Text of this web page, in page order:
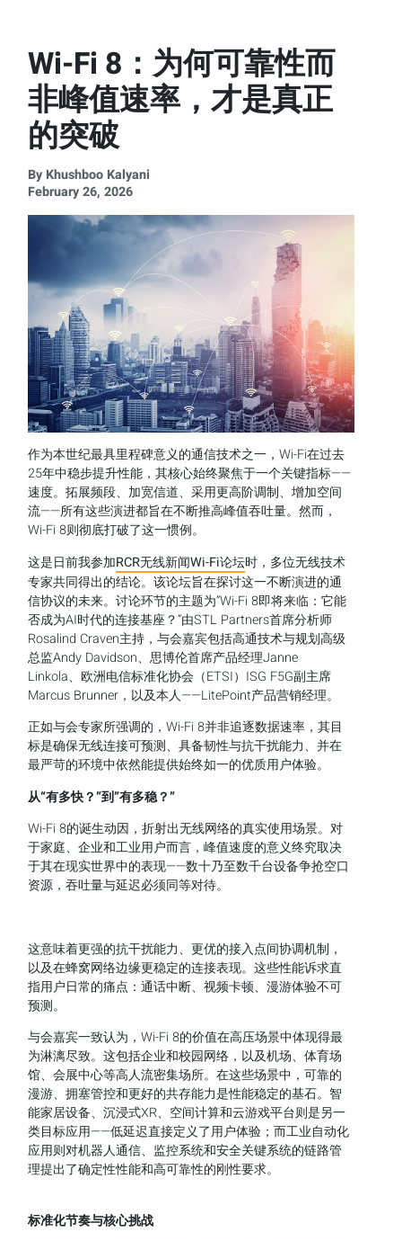
Wi-Fi 8：为何可靠性而
非峰值速率，才是真正
的突破
By Khushboo Kalyani
February 26, 2026
作为本世纪最具里程碑意义的通信技术之一，Wi-Fi在过去
25年中稳步提升性能，其核心始终聚焦于一个关键指标——
速度。拓展频段、加宽信道、采用更高阶调制、增加空间
流——所有这些演进都旨在不断推高峰值吞吐量。然而，
Wi-Fi 8则彻底打破了这一惯例。
这是日前我参加RCR无线新闻Wi-Fi论坛时，多位无线技术
专家共同得出的结论。该论坛旨在探讨这一不断演进的通
信协议的未来。讨论环节的主题为”Wi-Fi 8即将来临：它能
否成为AI时代的连接基座？”由STL Partners首席分析师
Rosalind Craven主持，与会嘉宾包括高通技术与规划高级
总监Andy Davidson、思博伦首席产品经理Janne
Linkola、欧洲电信标准化协会（ETSI）ISG F5G副主席
Marcus Brunner，以及本人——LitePoint产品营销经理。
正如与会专家所强调的，Wi-Fi 8并非追逐数据速率，其目
标是确保无线连接可预测、具备韧性与抗干扰能力、并在
最严苛的环境中依然能提供始终如一的优质用户体验。
从“有多快？”到”有多稳？”
Wi-Fi 8的诞生动因，折射出无线网络的真实使用场景。对
于家庭、企业和工业用户而言，峰值速度的意义终究取决
于其在现实世界中的表现——数十乃至数千台设备争抢空口
资源，吞吐量与延迟必须同等对待。
这意味着更强的抗干扰能力、更优的接入点间协调机制，
以及在蜂窝网络边缘更稳定的连接表现。这些性能诉求直
指用户日常的痛点：通话中断、视频卡顿、漫游体验不可
预测。
与会嘉宾一致认为，Wi-Fi 8的价值在高压场景中体现得最
为淋漓尽致。这包括企业和校园网络，以及机场、体育场
馆、会展中心等高人流密集场所。在这些场景中，可靠的
漫游、拥塞管控和更好的共存能力是性能稳定的基石。智
能家居设备、沉浸式XR、空间计算和云游戏平台则是另一
类目标应用——低延迟直接定义了用户体验；而工业自动化
应用则对机器人通信、监控系统和安全关键系统的链路管
理提出了确定性性能和高可靠性的刚性要求。
标准化节奏与核心挑战